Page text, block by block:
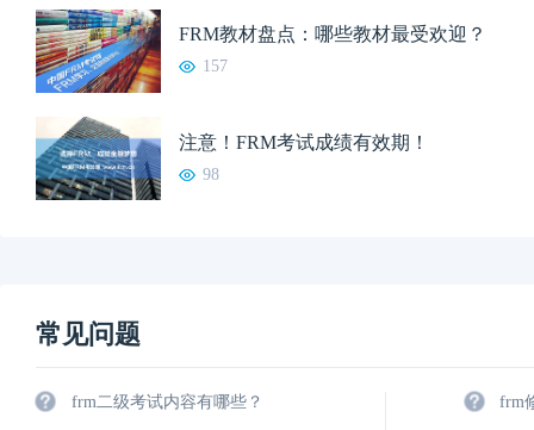
FRM教材盘点：哪些教材最受欢迎？
157
注意！FRM考试成绩有效期！
98
常见问题
frm二级考试内容有哪些？ frm